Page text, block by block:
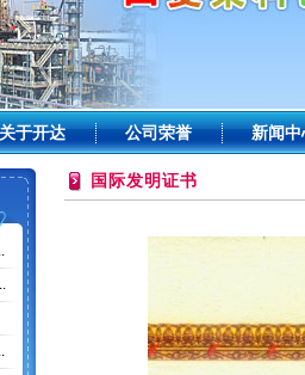
关于开达 公司荣誉 新闻中
国际发明证书